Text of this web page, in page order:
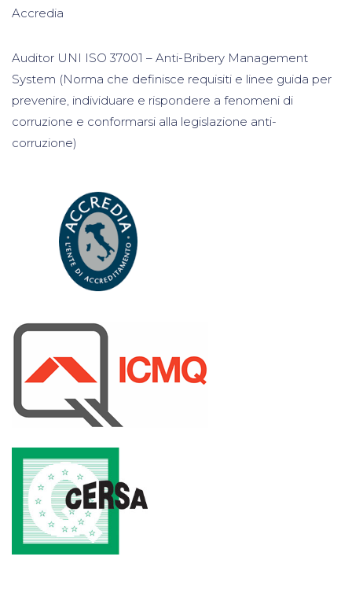
Accredia
Auditor UNI ISO 37001 – Anti-Bribery Management
System (Norma che definisce requisiti e linee guida per
prevenire, individuare e rispondere a fenomeni di
corruzione e conformarsi alla legislazione anti-
corruzione)